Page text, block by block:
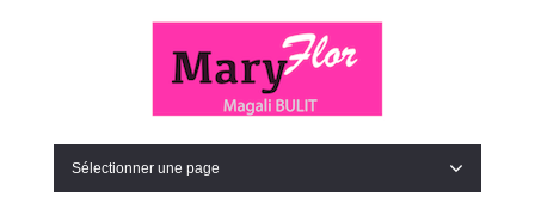
Sélectionner une page